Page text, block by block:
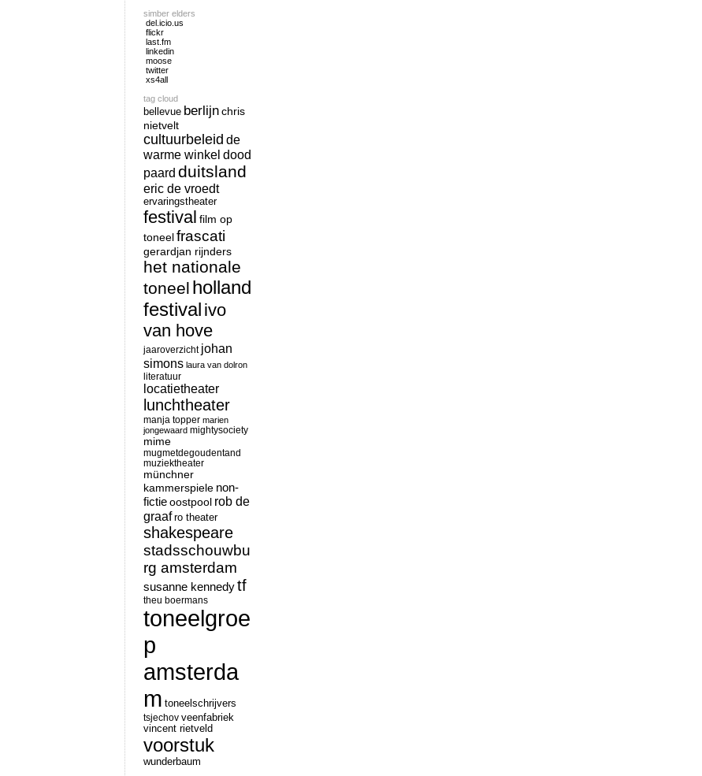
simber elders
del.icio.us
flickr
last.fm
linkedin
moose
twitter
xs4all
tag cloud
bellevue berlijnchris
nietvelt
cultuurbeleid de
warme winkel dood
paard duitsland
eric de vroedt
ervaringstheater
festival film op
toneelfrascati
gerardjan rijnders
het nationale
toneel holland
festival ivo
van hove
jaaroverzicht johan
simons laura van dolron
literatuur
locatietheater
lunchtheater
manja topper marien
jongewaard mightysociety
mime
mugmetdegoudentand
muziektheater
münchner
kammerspiele non-
fictieoostpool rob de
graaf ro theater
shakespeare
stadsschouwbu
rg amsterdam
susanne kennedytf
theu boermans
toneelgroe
p
amsterda
m toneelschrijvers
tsjechov veenfabriek
vincent rietveld
voorstuk
wunderbaum